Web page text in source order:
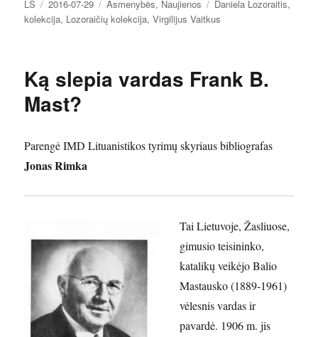
Autorius
LS Paskelbta
2016-07-29 Kategorijos
Asmenybės, Naujienos Žymos
Daniela Lozoraitis,
kolekcija, Lozoraičių kolekcija,Virgilijus Vaitkus
Ką slepia vardas Frank B.
Mast?
Parengė IMD Lituanistikos tyrimų skyriaus bibliografas
Jonas Rimka
Tai Lietuvoje, Žasliuose,
gimusio teisininko,
katalikų veikėjo Balio
Mastausko (1889-1961)
vėlesnis vardas ir
pavardė. 1906 m. jis